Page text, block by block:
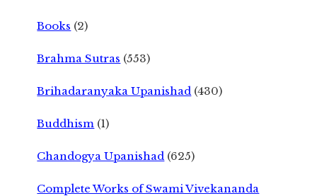
Books (2)
Brahma Sutras (553)
Brihadaranyaka Upanishad (430)
Buddhism (1)
Chandogya Upanishad (625)
Complete Works of Swami Vivekananda